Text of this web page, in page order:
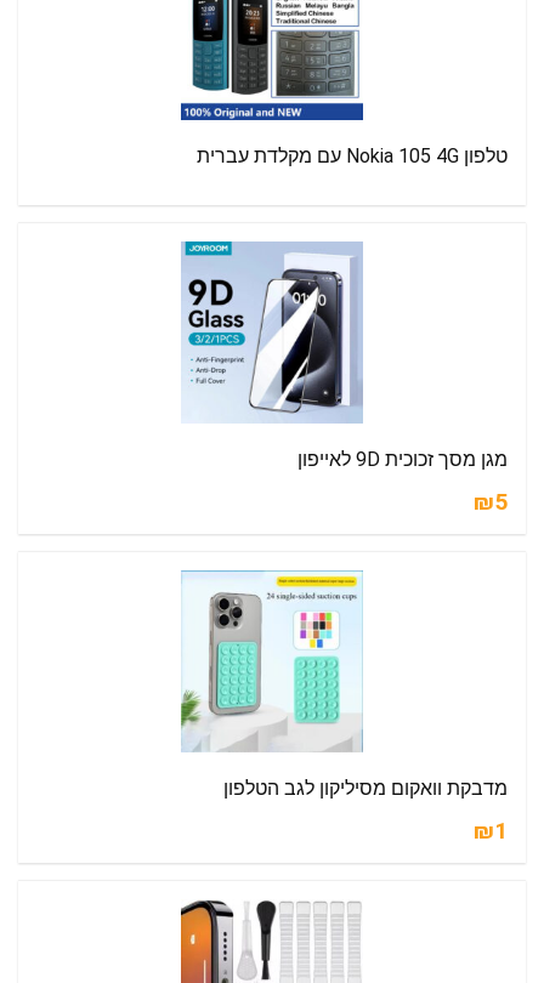
טלפון Nokia 105 4G עם מקלדת עברית
מגן מסך זכוכית 9D לאייפון
₪5
מדבקת וואקום מסיליקון לגב הטלפון
₪1